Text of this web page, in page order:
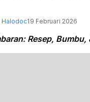
Halodoc19 Februari 2026
Resep, Bumbu,